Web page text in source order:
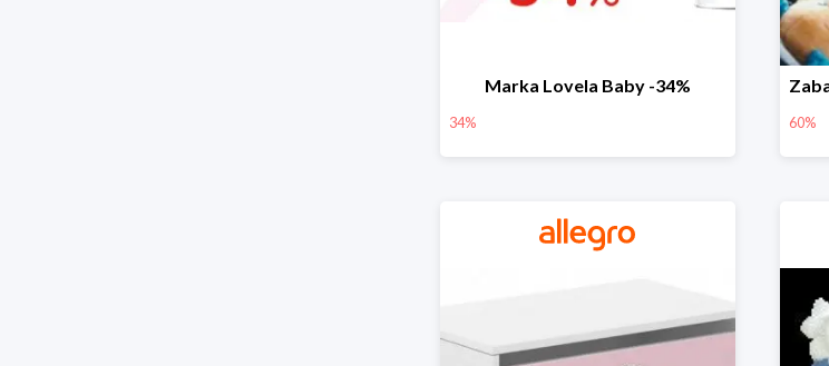
Marka Lovela Baby -34%
34% 60%